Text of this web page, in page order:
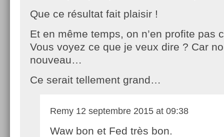
Que ce résultat fait plaisir !
Et en même temps, on n’en profite pas
Vous voyez ce que je veux dire ? Car
nouveau…
Ce serait tellement grand…
Remy 12 septembre 2015 at 09:38
Waw bon et Fed très bon.